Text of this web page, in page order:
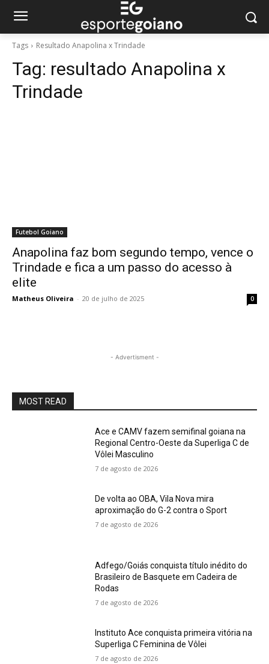
Tags Resultado Anapolina x Trindade
Tag: resultado Anapolina x
Trindade
Futebol Goiano
Anapolina faz bom segundo tempo, vence o
Trindade e fica a um passo do acesso à
elite
Matheus Oliveira - 20 de julho de 2025 0
- Advertisment -
MOST READ
Ace e CAMV fazem semifinal goiana na
Regional Centro-Oeste da Superliga C de
Vôlei Masculino
7 de agosto de 2026
De volta ao OBA, Vila Nova mira
aproximação do G-2 contra o Sport
7 de agosto de 2026
Adfego/Goiás conquista título inédito do
Brasileiro de Basquete em Cadeira de
Rodas
7 de agosto de 2026
Instituto Ace conquista primeira vitória na
Superliga C Feminina de Vôlei
7 de agosto de 2026